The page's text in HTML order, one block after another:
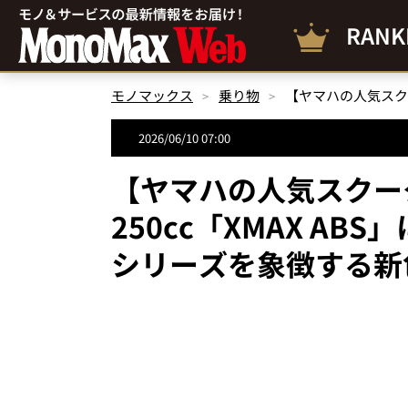
モノマックス 乗り物
2026/06/10 07:00
【ヤマハの人気スク
250cc「XMAX ABS
シリーズを象徴する